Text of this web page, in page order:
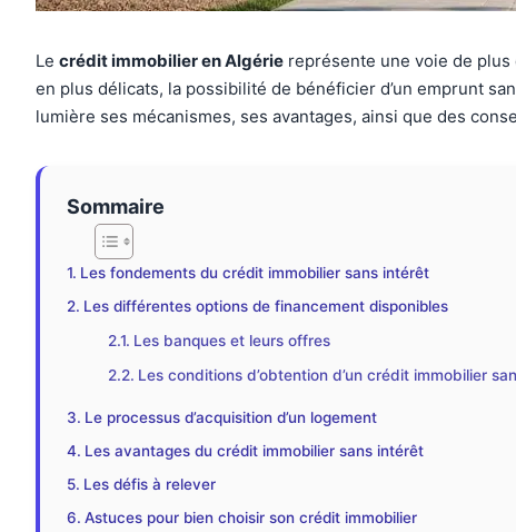
Le crédit immobilier en Algérie représente une voie de
en plus délicats, la possibilité de bénéficier d’un emprunt
lumière ses mécanismes, ses avantages, ainsi que des
Sommaire
Les fondements du crédit immobilier sans intérêt
Les différentes options de financement disponibles
Les banques et leurs offres
Les conditions d’obtention d’un crédit immobilier
Le processus d’acquisition d’un logement
Les avantages du crédit immobilier sans intérêt
Les défis à relever
Astuces pour bien choisir son crédit immobilier